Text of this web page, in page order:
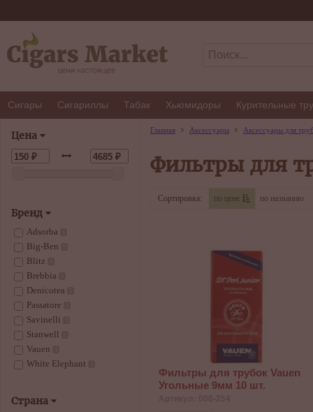
Сигары Сигариллы Табак Хьюмидоры Курительные
Цена
Бренд
Adsorba
Big-Ben
Blitz
Brebbia
Denicotea
Passatore
Savinelli
Stanwell
Vauen
White Elephant
Страна
Главная Аксессуары Аксессуары для
Фильтры для
Сортировка: по цене по названию
Фильтры для трубок Vauen
Угольные 9мм 10 шт.